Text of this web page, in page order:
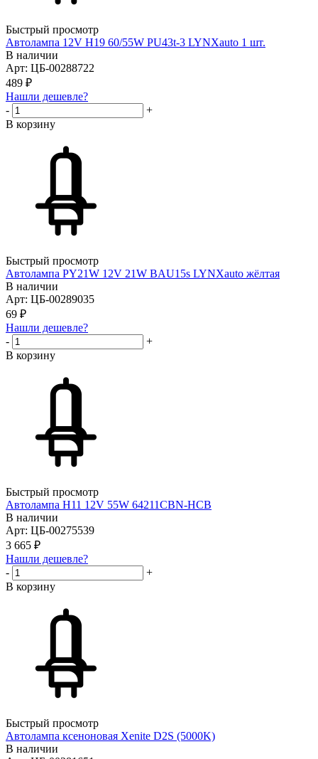
Быстрый просмотр
Автолампа 12V H19 60/55W PU43t-3 LYNXauto 1 шт.
В наличии
Арт: ЦБ-00288722
489 ₽
Нашли дешевле?
-
+
В корзину
Быстрый просмотр
Автолампа PY21W 12V 21W BAU15s LYNXauto жёлтая
В наличии
Арт: ЦБ-00289035
69 ₽
Нашли дешевле?
-
+
В корзину
Быстрый просмотр
Автолампа H11 12V 55W 64211CBN-HCB
В наличии
Арт: ЦБ-00275539
3 665 ₽
Нашли дешевле?
-
+
В корзину
Быстрый просмотр
Автолампа ксеноновая Xenite D2S (5000K)
В наличии